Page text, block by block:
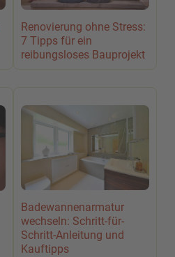
Renovierung ohne Stress:
7 Tipps für ein
reibungsloses Bauprojekt
Badewannenarmatur
wechseln: Schritt-für-
Schritt-Anleitung und
Kauftipps